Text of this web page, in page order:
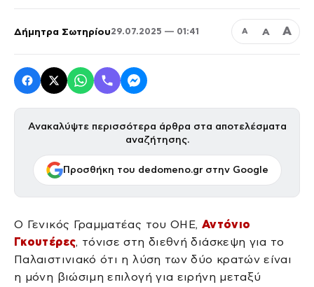
Δήμητρα Σωτηρίου29.07.2025 — 01:41 Α Α Α
Ανακαλύψτε περισσότερα άρθρα στα αποτελέσματα
αναζήτησης.
Προσθήκη του dedomeno.gr στην Google
Ο Γενικός Γραμματέας του ΟΗΕ, Αντόνιο
Γκουτέρες, τόνισε στη διεθνή διάσκεψη για το
Παλαιστινιακό ότι η λύση των δύο κρατών είναι
η μόνη βιώσιμη επιλογή για ειρήνη μεταξύ